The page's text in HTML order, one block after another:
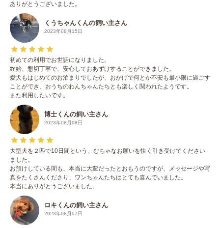
ありがとうございました。
くうちゃんくんの飼い主さん
2023年08月15日
初めての利用でお世話になりました。
終始、懇切丁寧で、安心しておあずけすることができました。
愛犬もはじめてのお泊まりでしたが、おかげで何とか不安も最小限に過ごす
ことができ、おうちのわんちゃんたちとも楽しく関われたようです。
また利用したいです。
博士くんの飼い主さん
2023年08月08日
大型犬を２匹で10日間という、むちゃなお願いを快く引き受けてください
ました。
お預けしている間も、本当に大変だったとおもうのですが、メッセージや写
真をたくさんくださり、ワンちゃんたちはとても喜んでいました。
本当にありがとうございました。
ロキくんの飼い主さん
2023年08月07日